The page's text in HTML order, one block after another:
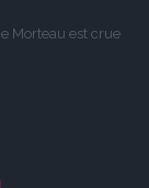
Morteau est crue